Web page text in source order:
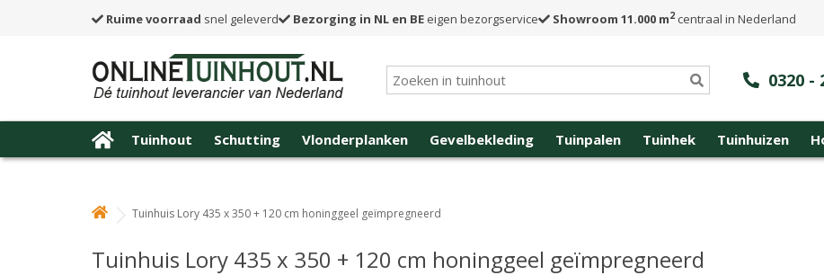
Ruime voorraad snel geleverd Bezorging in NL en BE eigen bezorgservice Showroom 11.000 m2centraal in Nederland
0320 -
Tuinhout Schutting Vlonderplanken Gevelbekleding Tuinpalen Tuinhek Tuinhuizen
Tuinhuis Lory 435 x 350 + 120 cm honinggeel geïmpregneerd
Tuinhuis Lory 435 x 350 + 120 cm honinggeel geïmpregneerd